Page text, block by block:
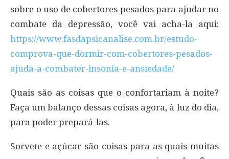
sobre o uso de cobertores pesados para ajudar no
combate da depressão, você vai acha-la aqui:
https://www.fasdapsicanalise.com.br/estudo-
comprova-que-dormir-com-cobertores-pesados-
ajuda-a-combater-insonia-e-ansiedade/
Quais são as coisas que o confortariam à noite?
Faça um balanço dessas coisas agora, à luz do dia,
para poder prepará-las.
Sorvete e açúcar são coisas para as quais muitas